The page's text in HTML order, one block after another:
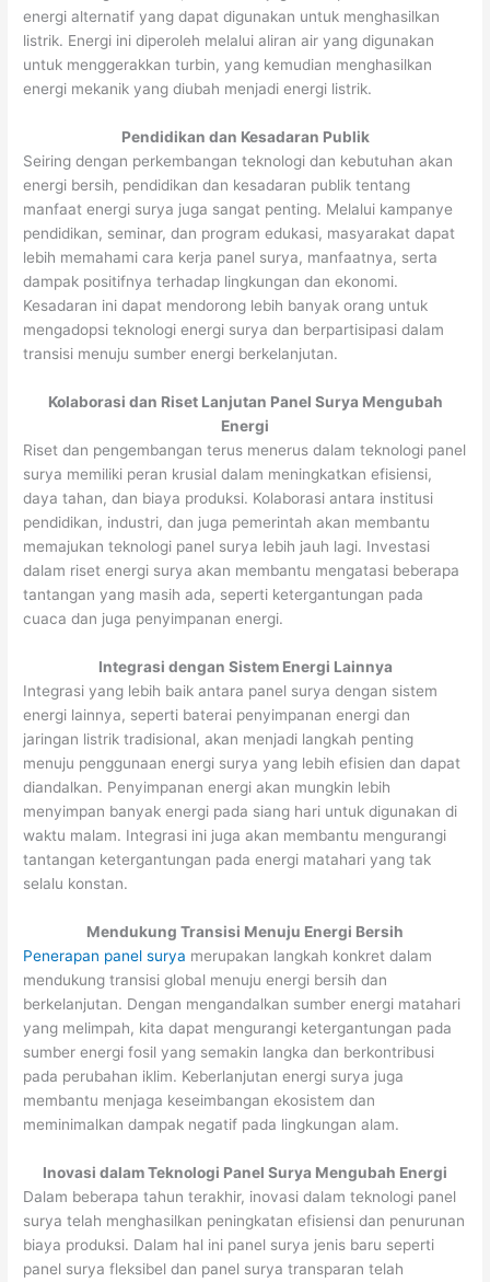
energi alternatif yang dapat digunakan untuk menghasilkan
listrik. Energi ini diperoleh melalui aliran air yang digunakan
untuk menggerakkan turbin, yang kemudian menghasilkan
energi mekanik yang diubah menjadi energi listrik.
Pendidikan dan Kesadaran Publik
Seiring dengan perkembangan teknologi dan kebutuhan akan
energi bersih, pendidikan dan kesadaran publik tentang
manfaat energi surya juga sangat penting. Melalui kampanye
pendidikan, seminar, dan program edukasi, masyarakat dapat
lebih memahami cara kerja panel surya, manfaatnya, serta
dampak positifnya terhadap lingkungan dan ekonomi.
Kesadaran ini dapat mendorong lebih banyak orang untuk
mengadopsi teknologi energi surya dan berpartisipasi dalam
transisi menuju sumber energi berkelanjutan.
Kolaborasi dan Riset Lanjutan Panel Surya Mengubah
Energi
Riset dan pengembangan terus menerus dalam teknologi panel
surya memiliki peran krusial dalam meningkatkan efisiensi,
daya tahan, dan biaya produksi. Kolaborasi antara institusi
pendidikan, industri, dan juga pemerintah akan membantu
memajukan teknologi panel surya lebih jauh lagi. Investasi
dalam riset energi surya akan membantu mengatasi beberapa
tantangan yang masih ada, seperti ketergantungan pada
cuaca dan juga penyimpanan energi.
Integrasi dengan Sistem Energi Lainnya
Integrasi yang lebih baik antara panel surya dengan sistem
energi lainnya, seperti baterai penyimpanan energi dan
jaringan listrik tradisional, akan menjadi langkah penting
menuju penggunaan energi surya yang lebih efisien dan dapat
diandalkan. Penyimpanan energi akan mungkin lebih
menyimpan banyak energi pada siang hari untuk digunakan di
waktu malam. Integrasi ini juga akan membantu mengurangi
tantangan ketergantungan pada energi matahari yang tak
selalu konstan.
Mendukung Transisi Menuju Energi Bersih
Penerapan panel surya merupakan langkah konkret dalam
mendukung transisi global menuju energi bersih dan
berkelanjutan. Dengan mengandalkan sumber energi matahari
yang melimpah, kita dapat mengurangi ketergantungan pada
sumber energi fosil yang semakin langka dan berkontribusi
pada perubahan iklim. Keberlanjutan energi surya juga
membantu menjaga keseimbangan ekosistem dan
meminimalkan dampak negatif pada lingkungan alam.
Inovasi dalam Teknologi Panel Surya Mengubah Energi
Dalam beberapa tahun terakhir, inovasi dalam teknologi panel
surya telah menghasilkan peningkatan efisiensi dan penurunan
biaya produksi. Dalam hal ini panel surya jenis baru seperti
panel surya fleksibel dan panel surya transparan telah